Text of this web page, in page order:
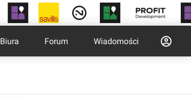
Biura Forum Wiadomości